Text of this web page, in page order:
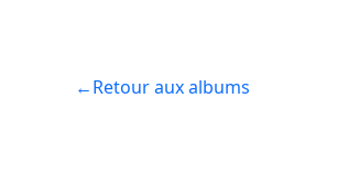
←Retour aux albums